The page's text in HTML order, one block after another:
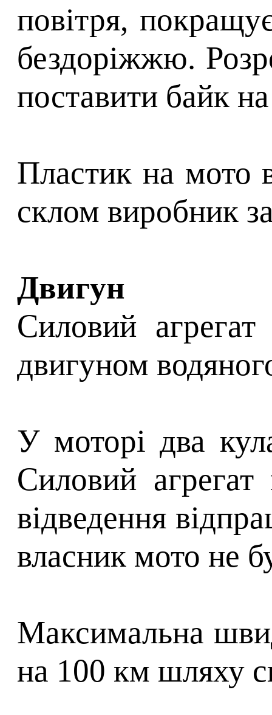
повітря,
бездоріжжю.
поставити байк
Пластик на мото
склом виробник
Двигун
Силовий
двигуном
У моторі два
Силовий
відведення
власник мото не
Максимальна
на 100 км шляху